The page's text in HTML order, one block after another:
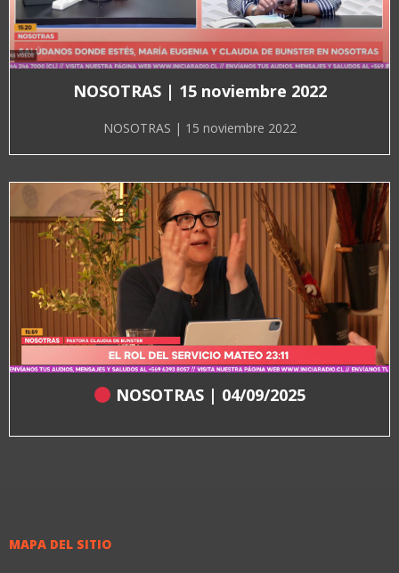
NOSOTRAS | 15 noviembre 2022
NOSOTRAS | 15 noviembre 2022
NOSOTRAS | 04/09/2025
MAPA DEL SITIO